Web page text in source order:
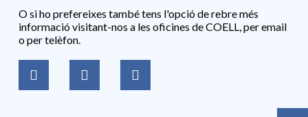
O si ho prefereixes també tens l'opció de rebre més
informació visitant-nos a les oficines de COELL, per email
o per telèfon.